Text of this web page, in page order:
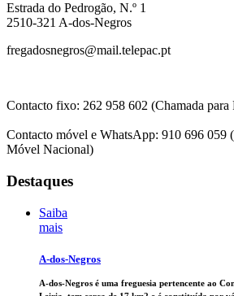
Estrada do Pedrogão, N.º 1
2510-321 A-dos-Negros
fregadosnegros@mail.telepac.pt
Contacto fixo: 262 958 602 (Chamada
Contacto móvel e WhatsApp: 910 696 059
Móvel Nacional)
Destaques
Saiba
mais
A-dos-Negros
A-dos-Negros é uma freguesia pertencente ao